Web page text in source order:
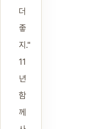
더
좋
지."
11
년
함
께